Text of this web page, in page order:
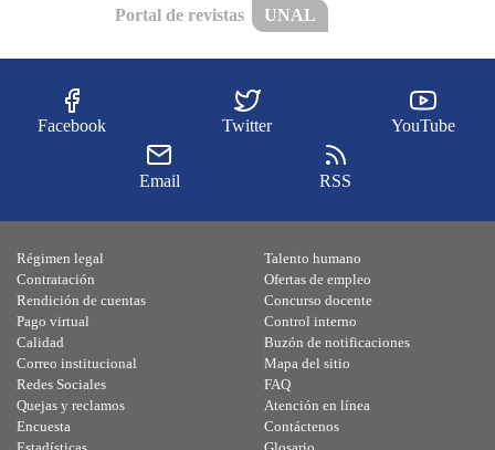
Portal de revistas UNAL
Facebook Twitter YouTube
Email RSS
Régimen legal
Contratación
Rendición de cuentas
Pago virtual
Calidad
Talento humano
Ofertas de empleo
Concurso docente
Control interno
Buzón de notificaciones
Correo institucional
Redes Sociales
Quejas y reclamos
Encuesta
Mapa del sitio
FAQ
Atención en línea
Contáctenos